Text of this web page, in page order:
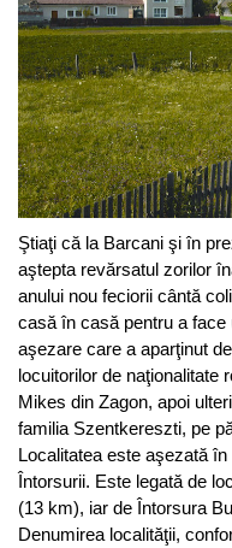
Ştiaţi că la Barcani şi în
aştepta revărsatul zorilor
anului nou feciorii cântă
casă în casă pentru a face
aşezare care a aparţinut
locuitorilor de naţionalitate
Mikes din Zagon, apoi
familia Szentkereszti, pe
Localitatea este aşezată
Întorsurii. Este legată de
(13 km), iar de Întorsura
Denumirea localităţii,